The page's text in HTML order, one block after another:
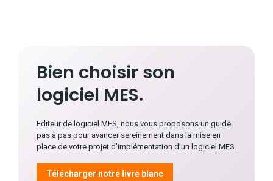
Bien choisir son
logiciel MES.
Editeur de logiciel MES, nous vous proposons un guide
pas à pas pour avancer sereinement dans la mise en
place de votre projet d’implémentation d’un logiciel MES.
Télécharger notre livre blanc